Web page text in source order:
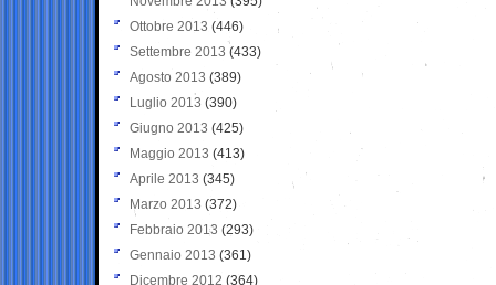
Ottobre 2013 (446)
Settembre 2013 (433)
Agosto 2013 (389)
Luglio 2013 (390)
Giugno 2013 (425)
Maggio 2013 (413)
Aprile 2013 (345)
Marzo 2013 (372)
Febbraio 2013 (293)
Gennaio 2013 (361)
Dicembre 2012 (364)